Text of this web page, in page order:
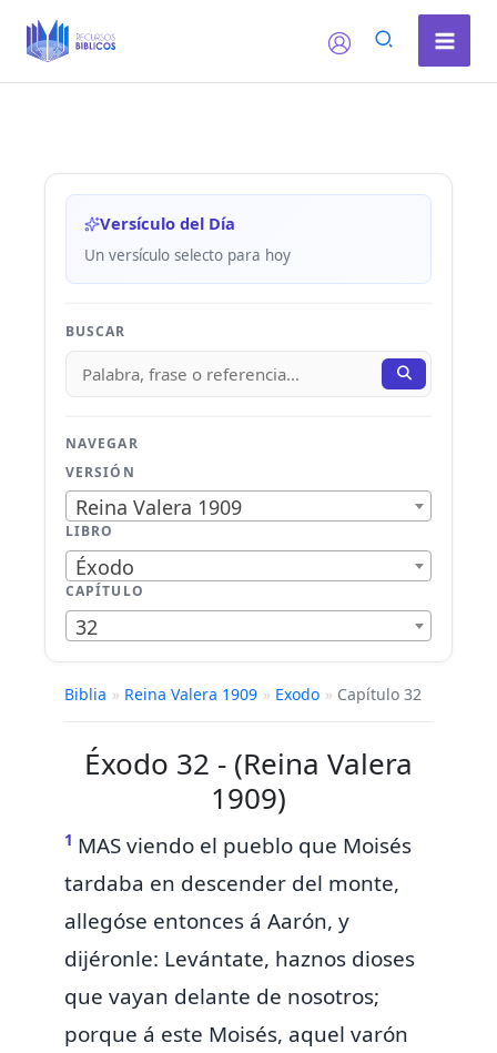
Versículo del Día
Un versículo selecto para hoy
BUSCAR
NAVEGAR
VERSIÓN
Reina Valera 1909
LIBRO
Éxodo
CAPÍTULO
32
Biblia » Reina Valera 1909 » Exodo » Capítulo 32
Éxodo 32 - (Reina Valera
1909)
1 MAS viendo el pueblo que Moisés
tardaba en descender del monte,
allegóse entonces á Aarón, y
dijéronle: Levántate, haznos dioses
que vayan delante de nosotros;
porque á este Moisés, aquel varón